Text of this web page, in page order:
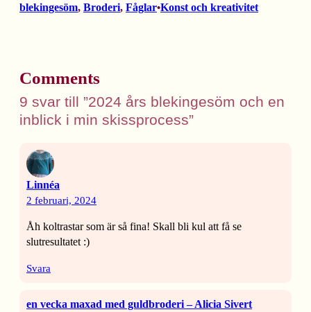
blekingesöm, Broderi, Fåglar•Konst och kreativitet
Comments
9 svar till ”2024 års blekingesöm och en
inblick i min skissprocess”
Linnéa
2 februari, 2024
Åh koltrastar som är så fina! Skall bli kul att få se
slutresultatet :)
Svara
en vecka maxad med guldbroderi – Alicia Sivert